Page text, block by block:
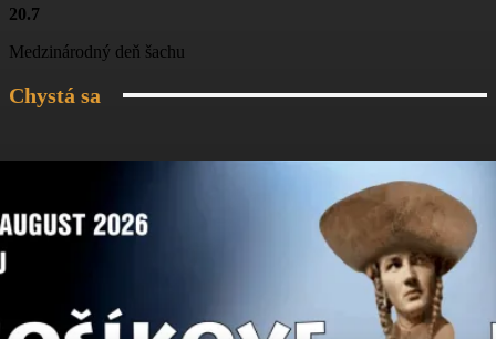
20.7
Medzinárodný deň šachu
Chystá sa